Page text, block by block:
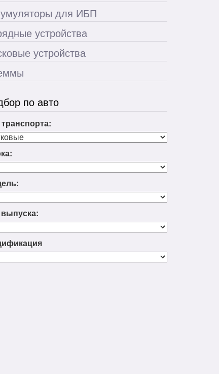
для ИБП
устройства
устройства
по авто
выпуска: